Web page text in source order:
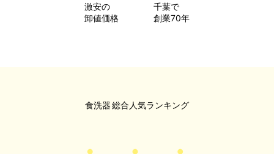
​激安の
卸値価格
千葉で
創業70年
総合人気ランキング
食洗器